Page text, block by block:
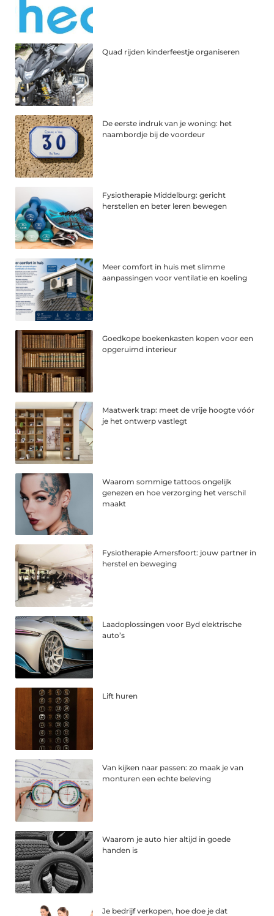
Quad rijden kinderfeestje organiseren
De eerste indruk van je woning: het
naambordje bij de voordeur
Fysiotherapie Middelburg: gericht
herstellen en beter leren bewegen
Meer comfort in huis met slimme
aanpassingen voor ventilatie en koeling
Goedkope boekenkasten kopen voor een
opgeruimd interieur
Maatwerk trap: meet de vrije hoogte vóór
je het ontwerp vastlegt
Waarom sommige tattoos ongelijk
genezen en hoe verzorging het verschil
maakt
Fysiotherapie Amersfoort: jouw partner in
herstel en beweging
Laadoplossingen voor Byd elektrische
auto’s
Lift huren
Van kijken naar passen: zo maak je van
monturen een echte beleving
Waarom je auto hier altijd in goede
handen is
Je bedrijf verkopen, hoe doe je dat